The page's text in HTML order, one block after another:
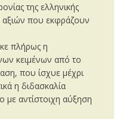
της ελληνικής
που εκφράζουν
πλήρως η
κειμένων από το
που ίσχυε μέχρι
η διδασκαλία
αντίστοιχη αύξηση